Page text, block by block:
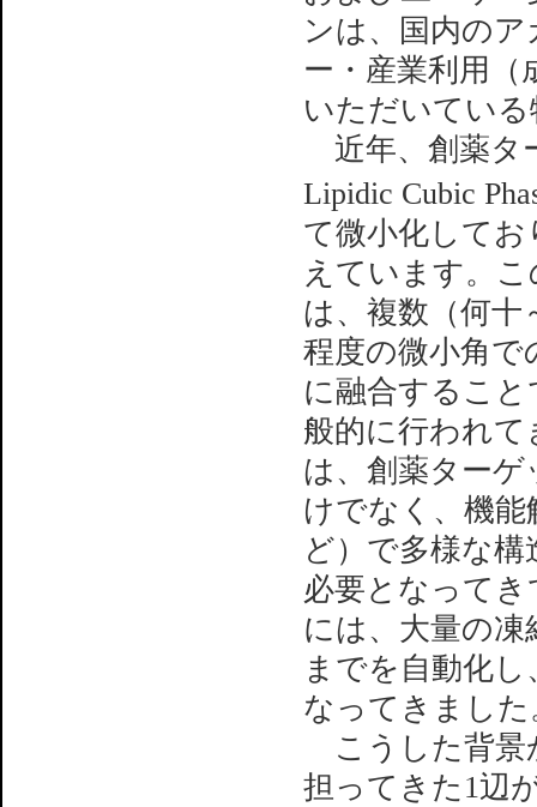
ンは、国内の
ー・産業利用
いただいてい
近年、創薬タ
Lipidic Cubic
て微小化してお
えています。
は、複数（何十
程度の微小角で
に融合するこ
般的に行われ
は、創薬ター
けでなく、機
ど）で多様な
必要となって
には、大量の
までを自動化
なってきました
こうした背景
担ってきた1辺